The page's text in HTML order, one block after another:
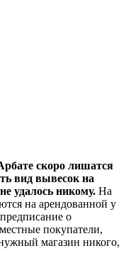
скоро лишатся
вид вывесок на
удалось никому. На
на арендованной у
о
покупатели,
магазин никого,